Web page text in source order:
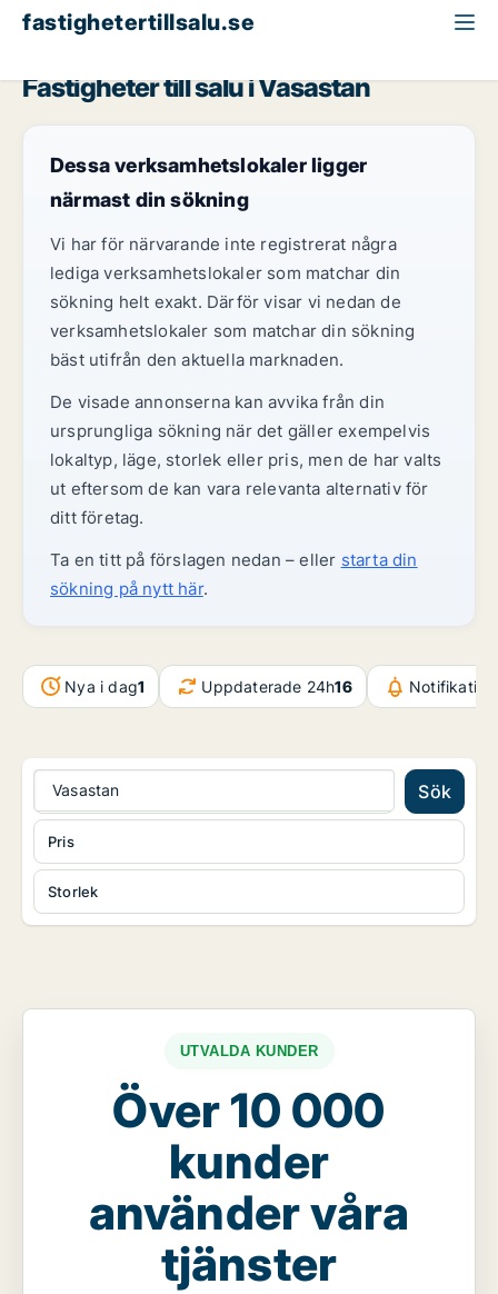
fastighetertillsalu.se
Fastigheter till salu i Vasastan
Dessa verksamhetslokaler ligger
närmast din sökning
Vi har för närvarande inte registrerat några
lediga verksamhetslokaler som matchar din
sökning helt exakt. Därför visar vi nedan de
verksamhetslokaler som matchar din sökning
bäst utifrån den aktuella marknaden.
De visade annonserna kan avvika från din
ursprungliga sökning när det gäller exempelvis
lokaltyp, läge, storlek eller pris, men de har valts
ut eftersom de kan vara relevanta alternativ för
ditt företag.
Ta en titt på förslagen nedan – eller starta din
sökning på nytt här.
Nya i dag1 Uppdaterade 24h16
Vasastan Sök
Storlek
Pris
UTVALDA KUNDER
Över 10 000
kunder
använder våra
tjänster